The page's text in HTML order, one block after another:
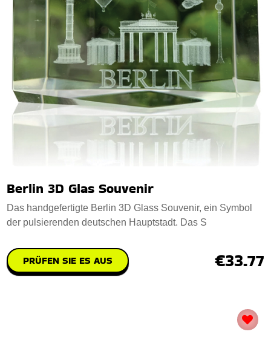
Berlin 3D Glas Souvenir
Das handgefertigte Berlin 3D Glass Souvenir, ein Symbol
der pulsierenden deutschen Hauptstadt. Das S
PRÜFEN SIE ES AUS €33.77